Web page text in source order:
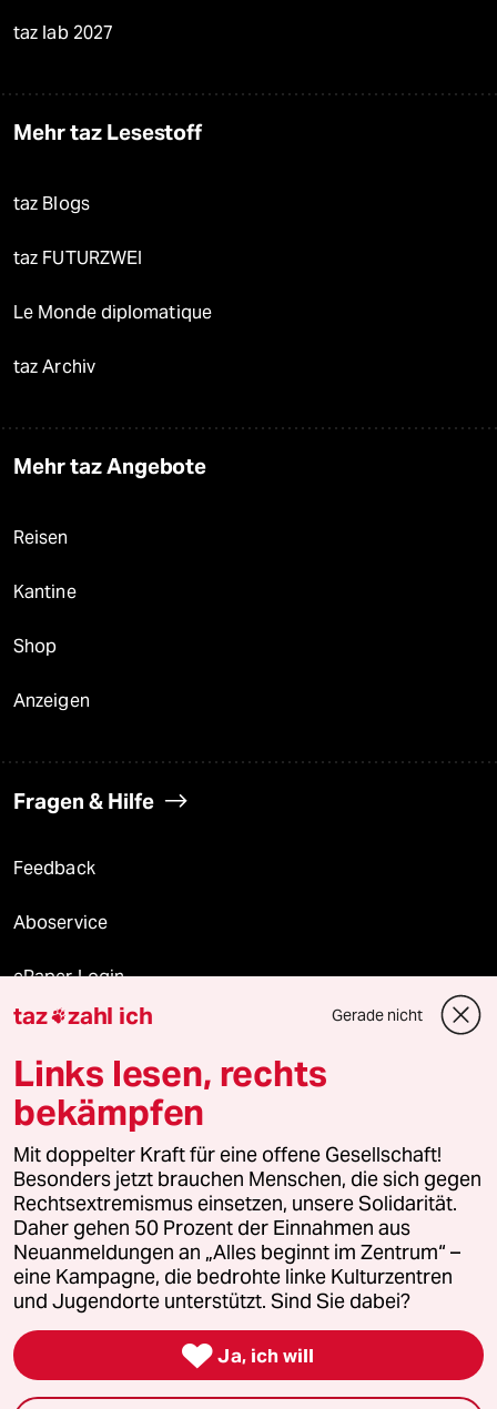
taz lab 2027
Mehr taz Lesestoff
taz Blogs
taz FUTURZWEI
Le Monde diplomatique
taz Archiv
Mehr taz Angebote
Reisen
Kantine
Shop
Anzeigen
Fragen & Hilfe
Feedback
Aboservice
ePaper Login
Downloads für Abonnierende
© 2026 taz Verlags und Vertriebs GmbH
Alle Rechte vorbehalten. Bei rechtlichen Fragen oder für Genehmigungen
wenden Sie sich bitte an lizenzen@taz.de
Feedback Redaktionsstatut Kommune-Richtlinien
Leitlinie Informant Datenschutz Impressum AGB
Seitenwende Einwilligungen widerrufen (Ads)
taz zahl ich Gerade nicht
Links lesen, rechts
bekämpfen
Mit doppelter Kraft für eine offene Gesellschaft!
Besonders jetzt brauchen Menschen, die sich gegen
Rechtsextremismus einsetzen, unsere Solidarität.
Daher gehen 50 Prozent der Einnahmen aus
Neuanmeldungen an „Alles beginnt im Zentrum“ –
eine Kampagne, die bedrohte linke Kulturzentren
und Jugendorte unterstützt. Sind Sie dabei?
 Ja, ich will